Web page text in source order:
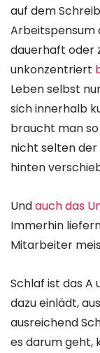
auf dem
Arbeitspensum
dauerhaft oder
unkonzentriert
Leben selbst
sich innerhalb
braucht man
nicht selten
hinten
Undauch das
Immerhin
Mitarbeiter
Schlaf ist das A
dazu einlädt,
ausreichend
es darum geht,